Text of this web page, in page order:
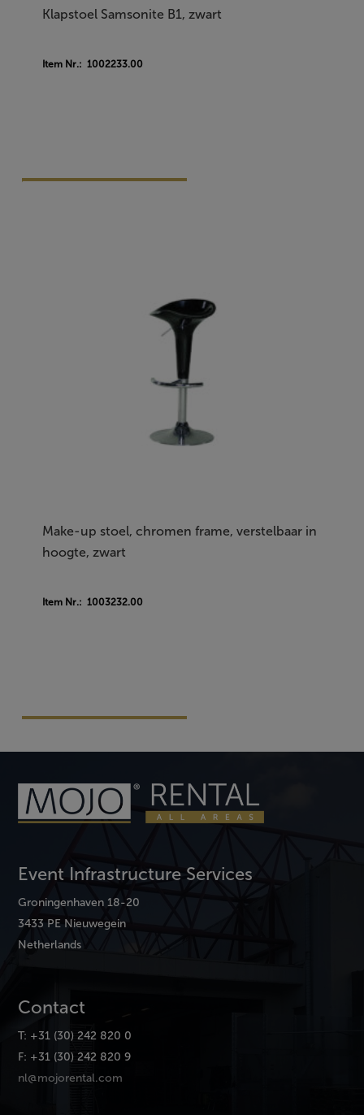
Klapstoel Samsonite B1, zwart
Item Nr.: 1002233.00
Make-up stoel, chromen frame, verstelbaar in
hoogte, zwart
Item Nr.: 1003232.00
Event Infrastructure Services
Groningenhaven 18-20
3433 PE Nieuwegein
Netherlands
Contact
T: +31 (30) 242 820 0
F: +31 (30) 242 820 9
nl@mojorental.com